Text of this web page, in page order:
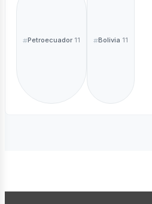
Petroecuador 11 Bolivia 11